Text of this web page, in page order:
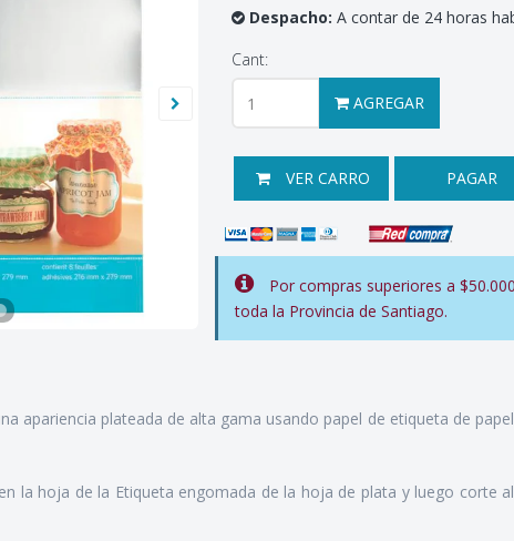
Despacho: A contar de 24 horas
Cant:
AGREGAR
VER CARRO PAGAR
Por compras superiores a
toda la Provincia de Santiago.
apariencia plateada de alta gama usando papel de etiqueta de
la hoja de la Etiqueta engomada de la hoja de plata y luego